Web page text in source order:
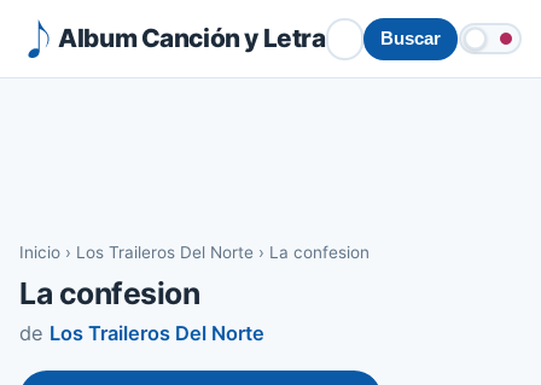
Album Canción y Letra Buscar
Inicio › Los Traileros Del Norte › La confesion
La confesion
de Los Traileros Del Norte